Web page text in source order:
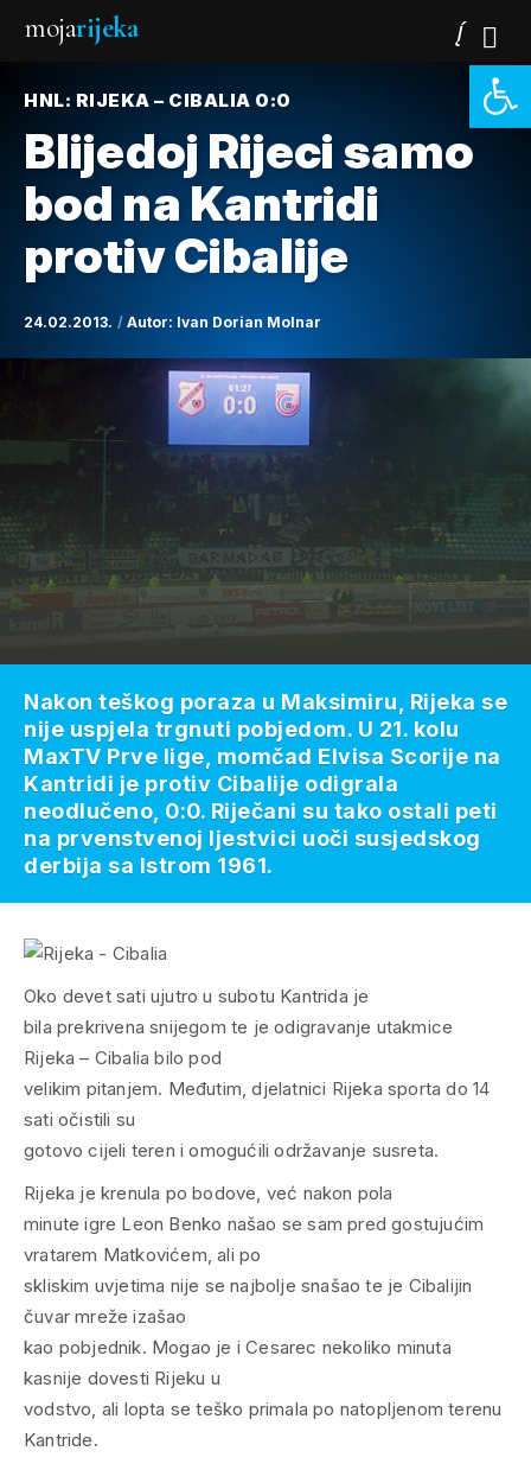
mojarijeka
HNL: RIJEKA – CIBALIA 0:0
Blijedoj Rijeci samo
bod na Kantridi
protiv Cibalije
24.02.2013. Autor: Ivan Dorian Molnar
Oko devet sati ujutro u subotu Kantrida je
bila prekrivena snijegom te je odigravanje utakmice
Rijeka – Cibalia bilo pod
velikim pitanjem. Međutim, djelatnici Rijeka sporta do 14
sati očistili su
gotovo cijeli teren i omogućili održavanje susreta.
Rijeka je krenula po bodove, već nakon pola
minute igre Leon Benko našao se sam pred gostujućim
vratarem Matkovićem, ali po
skliskim uvjetima nije se najbolje snašao te je Cibalijin
čuvar mreže izašao
kao pobjednik. Mogao je i Cesarec nekoliko minuta
kasnije dovesti Rijeku u
vodstvo, ali lopta se teško primala po natopljenom terenu
Kantride.
Nakon teškog poraza u Maksimiru, Rijeka se
nije uspjela trgnuti pobjedom. U 21. kolu
MaxTV Prve lige, momčad Elvisa Scorije na
Kantridi je protiv Cibalije odigrala
neodlučeno, 0:0. Riječani su tako ostali peti
na prvenstvenoj ljestvici uoči susjedskog
derbija sa Istrom 1961.